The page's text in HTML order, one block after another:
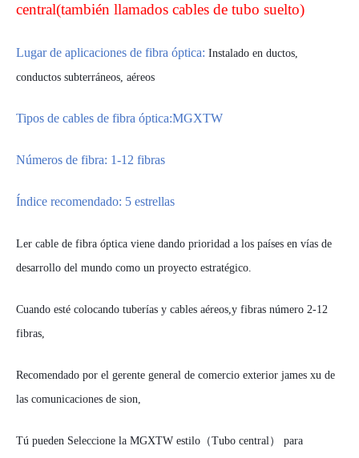
central(también llamados cables de tubo suelto)
Lugar de aplicaciones de fibra óptica: Instalado en ductos,
conductos subterráneos, aéreos
Tipos de cables de fibra óptica:MGXTW
Números de fibra: 1-12 fibras
Índice recomendado: 5 estrellas
Ler cable de fibra óptica viene dando prioridad a los países en vías de
desarrollo del mundo como un proyecto estratégico.
Cuando esté colocando tuberías y cables aéreos,y fibras número 2-12
fibras,
Recomendado por el gerente general de comercio exterior james xu de
las comunicaciones de sion,
Tú pueden Seleccione la MGXTW estilo （Tubo central）
para